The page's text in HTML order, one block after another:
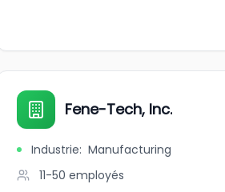
Fene-Tech, Inc.
Industrie: Manufacturing
11-50 employés